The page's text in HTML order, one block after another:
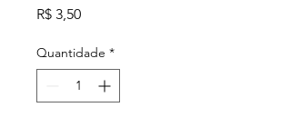
R$ 3,50Preço
Quantidade *